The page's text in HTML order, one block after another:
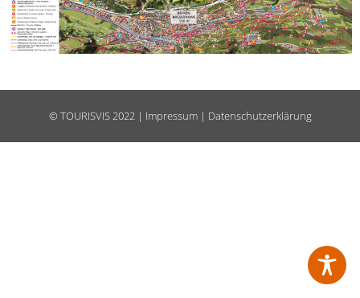
©TOURISVIS2022 | Impressum| Datenschutzerklärung